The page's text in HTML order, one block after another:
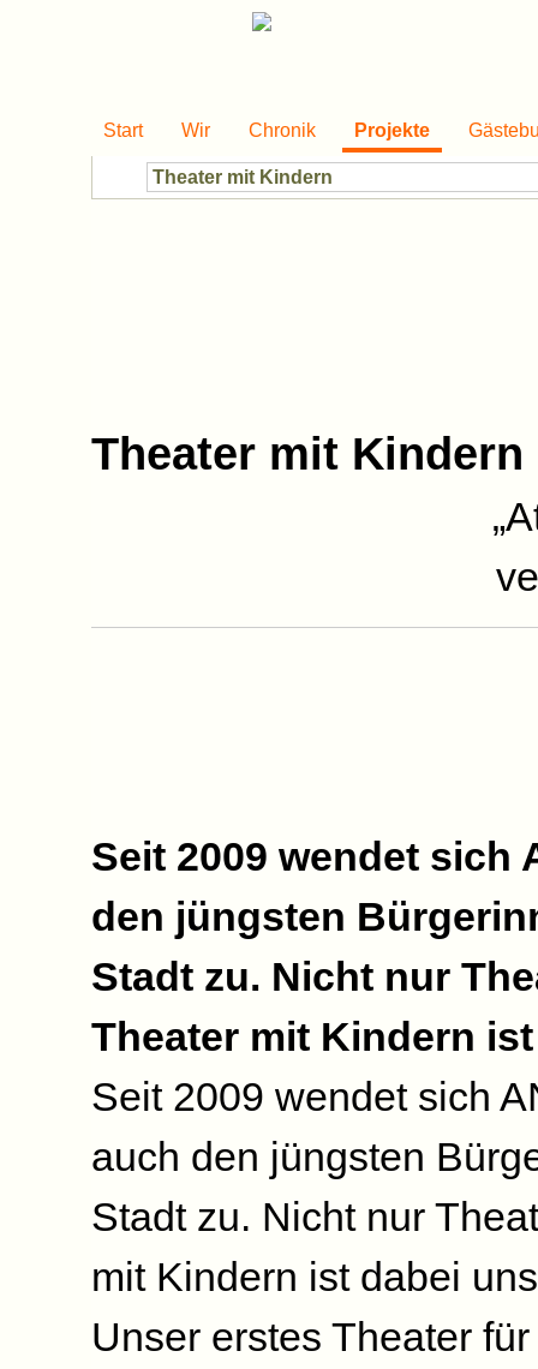
Start Wir Chronik Projekte
Theater mit Kindern
Seit 2009 wendet sich
den jüngsten
Stadt zu. Nicht nur
Theater mit Kindern
Seit 2009 wendet sich
auch den jüngsten
Stadt zu. Nicht nur
mit Kindern ist dabei
Unser erstes Theater